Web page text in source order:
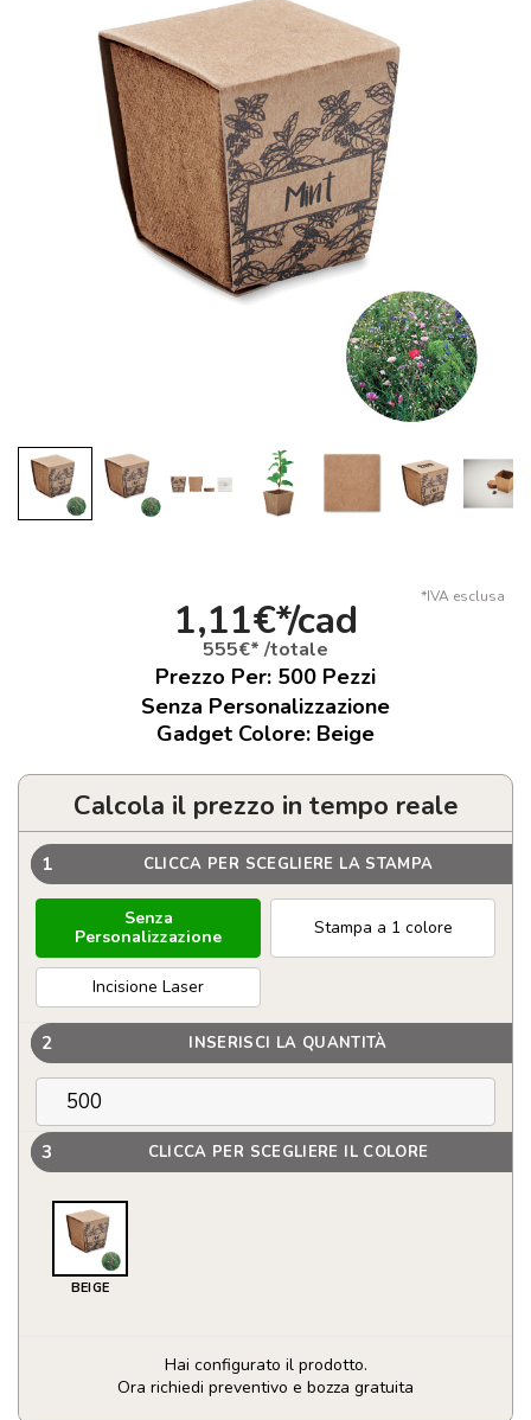
*IVA esclusa
1,11€*/cad
555€* /totale
Prezzo Per: 500 Pezzi
Senza Personalizzazione
Gadget Colore: Beige
Calcola il prezzo in tempo reale
1 CLICCA PER SCEGLIERE LA STAMPA
Senza
Personalizzazione
Stampa a 1 colore
Incisione Laser
2 INSERISCI LA QUANTITÀ
3 CLICCA PER SCEGLIERE IL COLORE
BEIGE
Hai configurato il prodotto.
Ora richiedi preventivo e bozza gratuita